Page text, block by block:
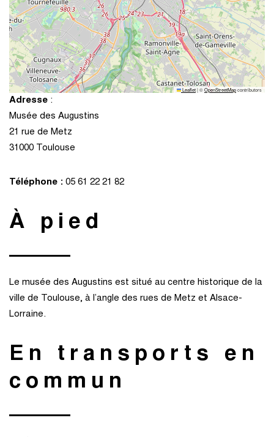
Leaflet|©OpenStreetMapcontributors
Adresse :
Musée des Augustins
21 rue de Metz
31000 Toulouse
Téléphone : 05 61 22 21 82
À pied
Le musée des Augustins est situé au centre historique de la
ville de Toulouse, à l’angle des rues de Metz et Alsace-
Lorraine.
En transports en
commun